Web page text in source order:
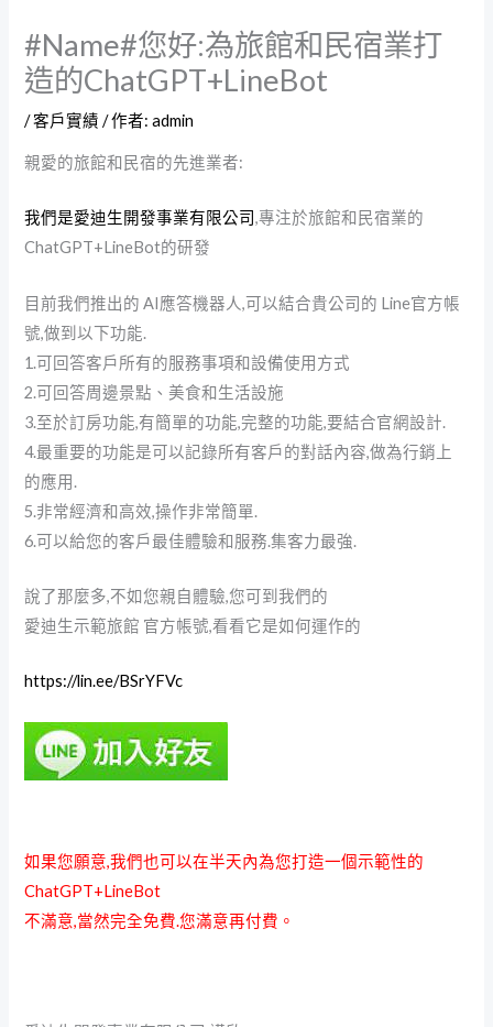
#Name#您好:為旅館和民宿業打
造的ChatGPT+LineBot
/客戶實績 / 作者:admin
親愛的旅館和民宿的先進業者:
我們是愛迪生開發事業有限公司,專注於旅館和民宿業的
ChatGPT+LineBot的研發
目前我們推出的 AI應答機器人,可以結合貴公司的 Line官方帳
號,做到以下功能.
1.可回答客戶所有的服務事項和設備使用方式
2.可回答周邊景點、美食和生活設施
3.至於訂房功能,有簡單的功能,完整的功能,要結合官網設計.
4.最重要的功能是可以記錄所有客戶的對話內容,做為行銷上
的應用.
5.非常經濟和高效,操作非常簡單.
6.可以給您的客戶最佳體驗和服務.集客力最強.
說了那麼多,不如您親自體驗,您可到我們的
愛迪生示範旅館 官方帳號,看看它是如何運作的
https://lin.ee/BSrYFVc
如果您願意,我們也可以在半天內為您打造一個示範性的
ChatGPT+LineBot
不滿意,當然完全免費.您滿意再付費。